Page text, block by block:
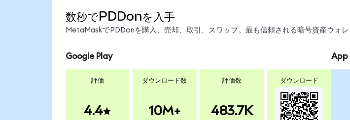
数秒でPDDonを入手
MetaMaskでPDDonを購入、売却、取引、スワップ。最も信頼される暗号資産ウォレ
Google Play
評価
4.4
ダウンロード数
10M+
評価数
483.7K
ダウンロード
App